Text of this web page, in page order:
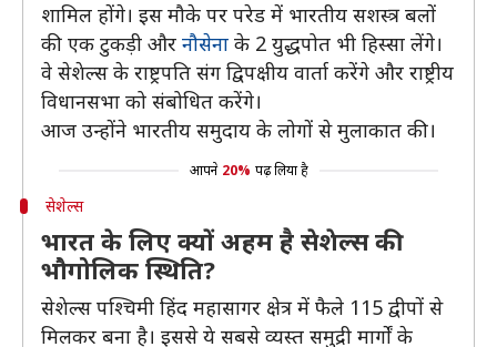
शामिल होंगे। इस मौके पर परेड में भारतीय सशस्त्र बलों
की एक टुकड़ी और नौसेना के 2 युद्धपोत भी हिस्सा लेंगे।
वे सेशेल्स के राष्ट्रपति संग द्विपक्षीय वार्ता करेंगे और राष्ट्रीय
विधानसभा को संबोधित करेंगे।
आज उन्होंने भारतीय समुदाय के लोगों से मुलाकात की।
आपने 20% पढ़ लिया है
सेशेल्स
भारत के लिए क्यों अहम है सेशेल्स की
भौगोलिक स्थिति?
सेशेल्स पश्चिमी हिंद महासागर क्षेत्र में फैले 115 द्वीपों से
मिलकर बना है। इससे ये सबसे व्यस्त समुद्री मार्गों के